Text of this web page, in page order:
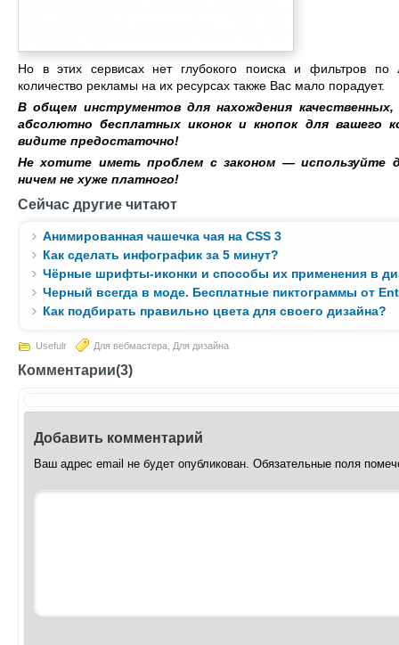
Но в этих сервисах нет глубокого поиска и фильтров
количество рекламы на их ресурсах также Вас мало порадует.
В общем инструментов для нахождения
абсолютно бесплатных иконок и кнопок для вашего
видите предостаточно!
Не хотите иметь проблем с законом — используйте
ничем не хуже платного!
Сейчас другие читают
Анимированная чашечка чая на CSS 3
Как сделать инфографик за 5 минут?
Чёрные шрифты-иконки и способы их применения в
Черный всегда в моде. Бесплатные пиктограммы от
Как подбирать правильно цвета для своего дизайна?
Usefulr Для вебмастера Для дизайна
Комментарии(3)
Добавить комментарий
Ваш адрес email не будет опубликован. Обязательные поля